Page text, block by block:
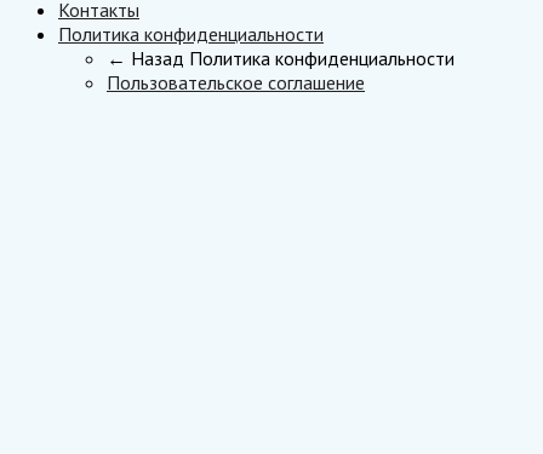
Контакты
Политика конфиденциальности
← Назад Политика конфиденциальности
Пользовательское соглашение